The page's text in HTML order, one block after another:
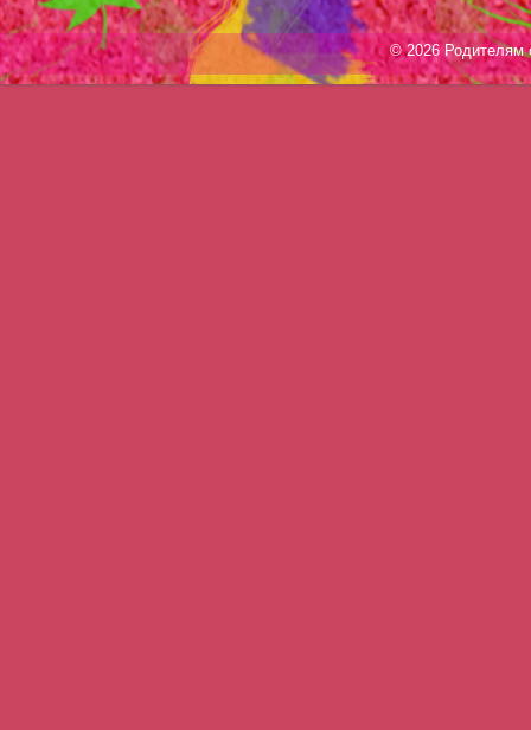
© 2026 Родителям